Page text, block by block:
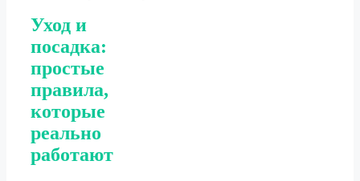
Уход и
посадка:
простые
правила,
которые
реально
работают